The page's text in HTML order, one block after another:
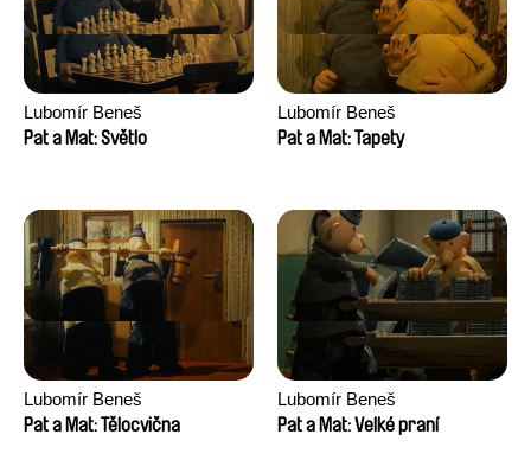
Lubomír Beneš
Pat a Mat: Světlo
Lubomír Beneš
Pat a Mat: Tapety
Lubomír Beneš
Pat a Mat: Tělocvična
Lubomír Beneš
Pat a Mat: Velké praní